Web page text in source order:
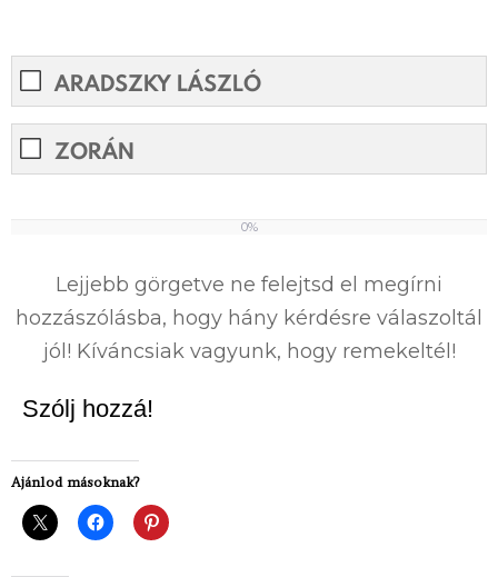
ARADSZKY LÁSZLÓ
ZORÁN
0%
Lejjebb görgetve ne felejtsd el megírni
hozzászólásba, hogy hány kérdésre válaszoltál
jól! Kíváncsiak vagyunk, hogy remekeltél!
Szólj hozzá!
Ajánlod másoknak?